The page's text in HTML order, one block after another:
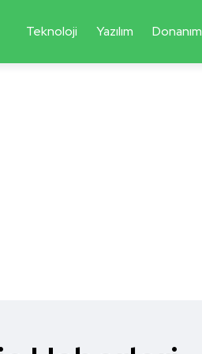
Teknoloji Yazılım Donanım